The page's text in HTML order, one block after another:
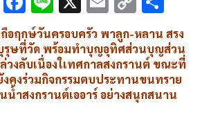
ac
e
b
o
n
e
m
ai
l
o
py
Li
n
k
h
ar
e
อฤกษ์วันครอบครัว พาลูก-หลาน สรง
รุษที่วัด พร้อมทำบุญอุทิศส่วนบุญส่วน
วงลับเนื่องใเทศกาลสงกรานต์ ขณะที่
งคงร่วมกิจกรรมตบประทานขนทราย
น้ำสงกรานต์เออาร์ อย่างสนุกสนาน